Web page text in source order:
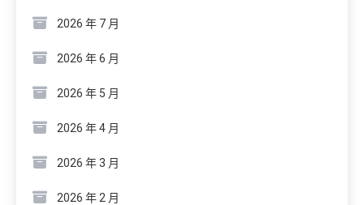
2026 年 7 月
2026 年 6 月
2026 年 5 月
2026 年 4 月
2026 年 3 月
2026 年 2 月